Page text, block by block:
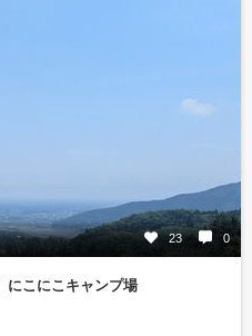
23 0
にこにこキャンプ場